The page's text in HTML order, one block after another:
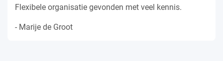
Flexibele organisatie gevonden met veel kennis.
- Marije de Groot